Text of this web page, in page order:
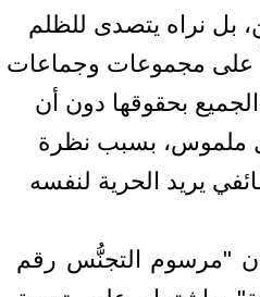
نراه يتصدى للظلم
على مجموعات وجماعات
بحقوقها دون أن
ملموس، بسبب نظرة
يريد الحرية لنفسه
"مرسوم التجنُّس رقم